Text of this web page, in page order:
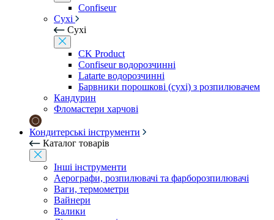
Confiseur
Сухі
Сухі
CK Product
Confiseur водорозчинні
Latarte водорозчинні
Барвники порошкові (сухі) з розпилювачем
Кандурин
Фломастери харчові
Кондитерські інструменти
Каталог товарів
Інші інструменти
Аерографи, розпилювачі та фарборозпилювачі
Ваги, термометри
Вайнери
Валики